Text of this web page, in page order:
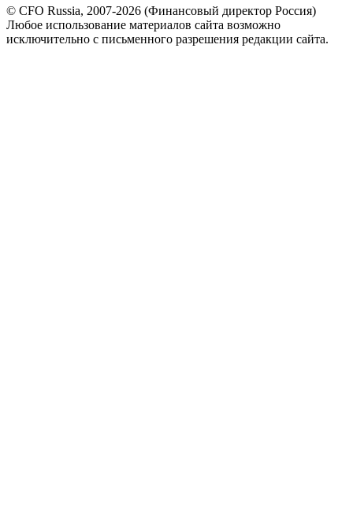
© CFO Russia, 2007-2026 (Финансовый директор Россия)
Любое использование материалов сайта возможно
исключительно с письменного разрешения редакции сайта.